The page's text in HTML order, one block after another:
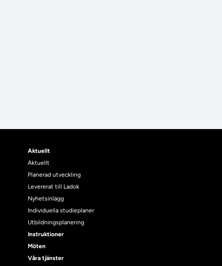
Aktuellt
Aktuellt
Planerad utveckling
Levererat till Ladok
Nyhetsinlägg
Individuella studieplaner
Utbildningsplanering
Instruktioner
Möten
Våra tjänster